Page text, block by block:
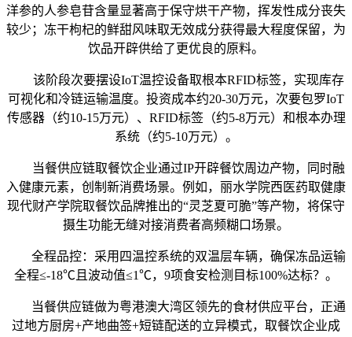
洋参的人参皂苷含量显著高于保守烘干产物，挥发性成分丧失
较少；冻干枸杞的鲜甜风味取无效成分获得最大程度保留，为
饮品开辟供给了更优良的原料。
该阶段次要摆设IoT温控设备取根本RFID标签，实现库存
可视化和冷链运输温度。投资成本约20-30万元，次要包罗IoT
传感器（约10-15万元）、RFID标签（约5-8万元）和根本办理
系统（约5-10万元）。
当餐供应链取餐饮企业通过IP开辟餐饮周边产物，同时融
入健康元素，创制新消费场景。例如，丽水学院西医药取健康
现代财产学院取餐饮品牌推出的“灵芝夏可脆”等产物，将保守
摄生功能无缝对接消费者高频糊口场景。
全程品控：采用四温控系统的双温层车辆，确保冻品运输
全程≤-18℃且波动值≤1℃，9项食安检测目标100%达标？。
当餐供应链做为粤港澳大湾区领先的食材供应平台，正通
过地方厨房+产地曲签+短链配送的立异模式，取餐饮企业成